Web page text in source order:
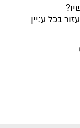
בכל עניין